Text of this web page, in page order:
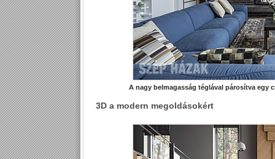
A nagy belmagasság téglával párosítva
3D a modern megoldásokért